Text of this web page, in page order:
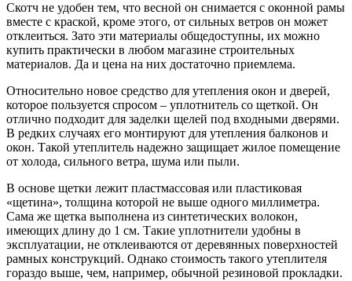
Скотч не удобен тем, что весной он снимается с оконной рамы
вместе с краской, кроме этого, от сильных ветров он может
отклеиться. Зато эти материалы общедоступны, их можно
купить практически в любом магазине строительных
материалов. Да и цена на них достаточно приемлема.
Относительно новое средство для утепления окон и дверей,
которое пользуется спросом – уплотнитель со щеткой. Он
отлично подходит для заделки щелей под входными дверями.
В редких случаях его монтируют для утепления балконов и
окон. Такой утеплитель надежно защищает жилое помещение
от холода, сильного ветра, шума или пыли.
В основе щетки лежит пластмассовая или пластиковая
«щетина», толщина которой не выше одного миллиметра.
Сама же щетка выполнена из синтетических волокон,
имеющих длину до 1 см. Такие уплотнители удобны в
эксплуатации, не отклеиваются от деревянных поверхностей
рамных конструкций. Однако стоимость такого утеплителя
гораздо выше, чем, например, обычной резиновой прокладки.